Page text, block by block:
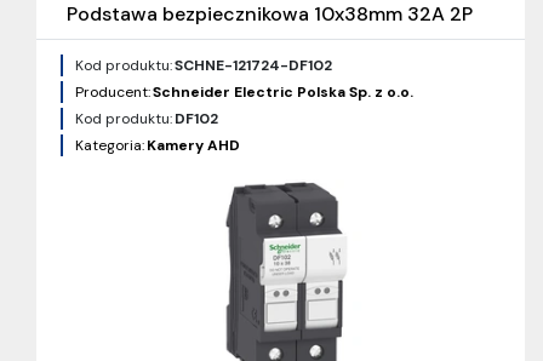
Podstawa bezpiecznikowa 10x38mm 32A 2P
Kod produktu:SCHNE-121724-DF102
Producent:Schneider Electric Polska Sp. z o.o.
Kod produktu:DF102
Kategoria:Kamery AHD